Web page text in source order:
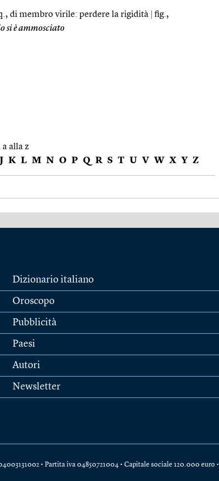
di membro virile: perdere la rigidità
fig.,
si è ammosciato
alla z
J K L M N O P Q R S T U V W X Y Z
Dizionario italiano
Oroscopo
Pubblicità
Paesi
Autori
Newsletter
• Partita iva 04850721004 • Capitale sociale 120.000 euro •